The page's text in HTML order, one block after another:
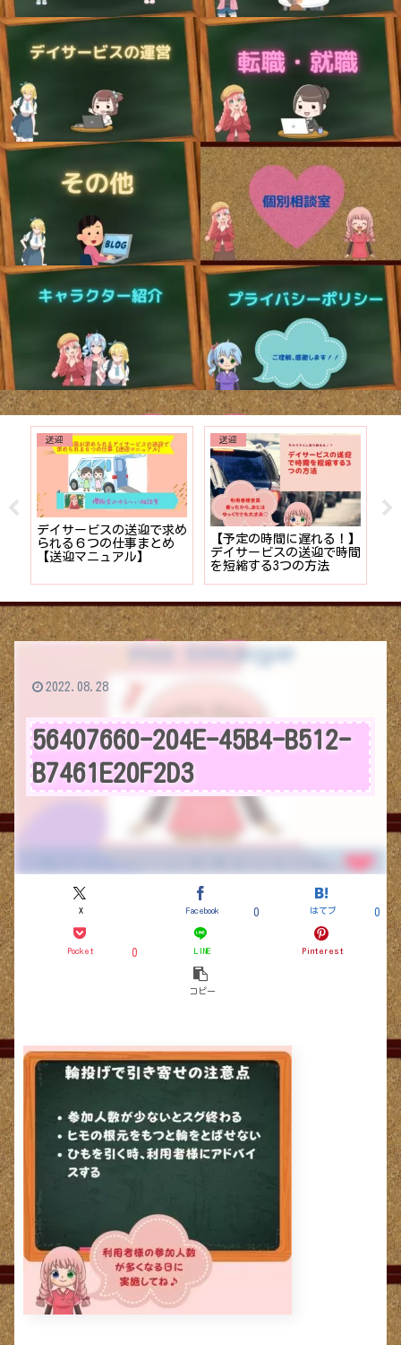
送迎
デイサービスの送迎で求め
られる６つの仕事まとめ
【送迎マニュアル】
送迎
【予定の時間に遅れる！】
デイサービスの送迎で時間
を短縮する3つの方法
56407660-204E-45B4-B512-
B7461E20F2D3
X Facebook 0 はてブ 0
Pocket 0 LINE Pinterest
コピー
2022.08.28